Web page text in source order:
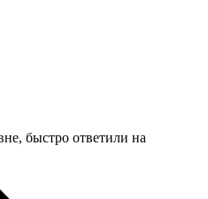
быстро ответили на